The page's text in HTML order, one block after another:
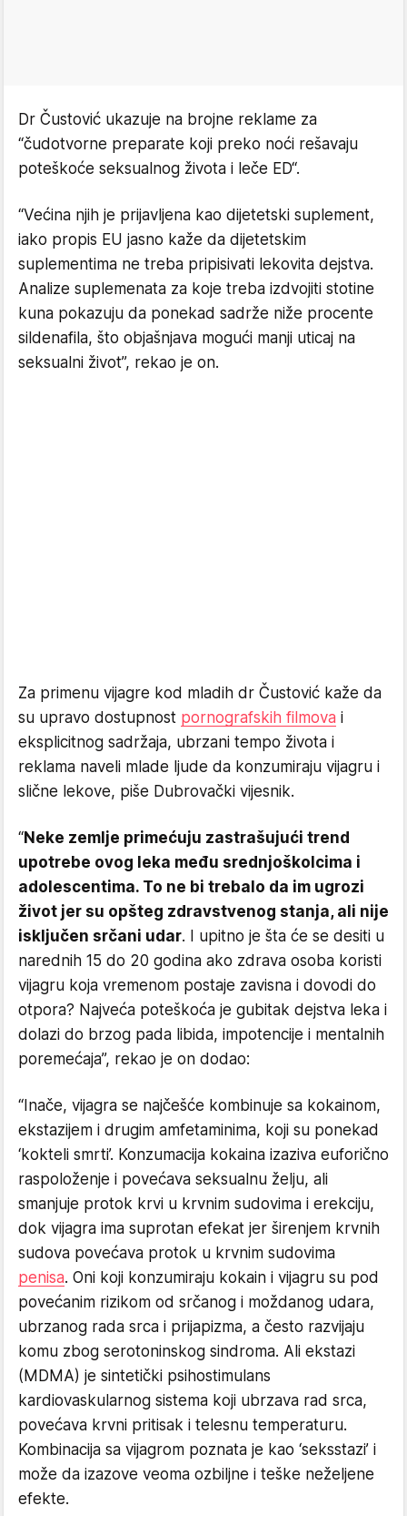
Dr Čustović ukazuje na brojne reklame za
“čudotvorne preparate koji preko noći rešavaju
poteškoće seksualnog života i leče ED“.
“Većina njih je prijavljena kao dijetetski suplement,
iako propis EU jasno kaže da dijetetskim
suplementima ne treba pripisivati lekovita dejstva.
Analize suplemenata za koje treba izdvojiti stotine
kuna pokazuju da ponekad sadrže niže procente
sildenafila, što objašnjava mogući manji uticaj na
seksualni život”, rekao je on.
Za primenu vijagre kod mladih dr Čustović kaže da
su upravo dostupnost pornografskih filmova i
eksplicitnog sadržaja, ubrzani tempo života i
reklama naveli mlade ljude da konzumiraju vijagru i
slične lekove, piše Dubrovački vijesnik.
“Neke zemlje primećuju zastrašujući trend
upotrebe ovog leka među srednjoškolcima i
adolescentima. To ne bi trebalo da im ugrozi
život jer su opšteg zdravstvenog stanja, ali nije
isključen srčani udar. I upitno je šta će se desiti u
narednih 15 do 20 godina ako zdrava osoba koristi
vijagru koja vremenom postaje zavisna i dovodi do
otpora? Najveća poteškoća je gubitak dejstva leka i
dolazi do brzog pada libida, impotencije i mentalnih
poremećaja”, rekao je on dodao:
“Inače, vijagra se najčešće kombinuje sa kokainom,
ekstazijem i drugim amfetaminima, koji su ponekad
‘kokteli smrti’. Konzumacija kokaina izaziva euforično
raspoloženje i povećava seksualnu želju, ali
smanjuje protok krvi u krvnim sudovima i erekciju,
dok vijagra ima suprotan efekat jer širenjem krvnih
sudova povećava protok u krvnim sudovima
penisa. Oni koji konzumiraju kokain i vijagru su pod
povećanim rizikom od srčanog i moždanog udara,
ubrzanog rada srca i prijapizma, a često razvijaju
komu zbog serotoninskog sindroma. Ali ekstazi
(MDMA) je sintetički psihostimulans
kardiovaskularnog sistema koji ubrzava rad srca,
povećava krvni pritisak i telesnu temperaturu.
Kombinacija sa vijagrom poznata je kao ‘seksstazi’ i
može da izazove veoma ozbiljne i teške neželjene
efekte.